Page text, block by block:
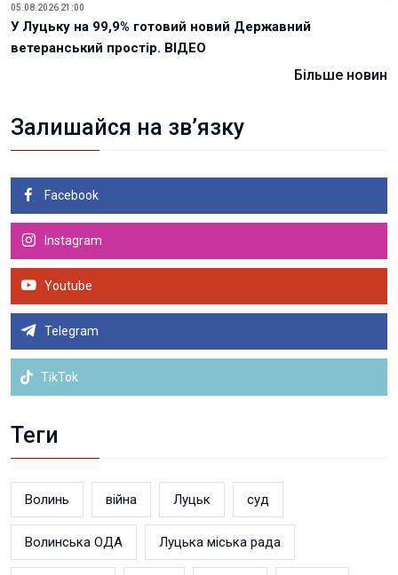
05.08.2026 21:00
У Луцьку на 99,9% готовий новий Державний
ветеранський простір. ВІДЕО
Більше новин
Залишайся на зв’язку
Facebook
Instagram
Youtube
Telegram
TikTok
Теги
Волинь війна Луцьк суд
Волинська ОДА Луцька міська рада